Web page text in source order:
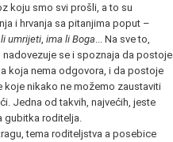
koju smo svi prošli, a to su
i hrvanja sa pitanjima poput –
umrijeti ima li Boga ... Na sve to,
nadovezuje se i spoznaja da postoje
koja nema odgovora, i da postoje
koje nikako ne možemo zaustaviti
Jedna od takvih, najvećih, jeste
gubitka roditelja.
tema roditeljstva a posebice